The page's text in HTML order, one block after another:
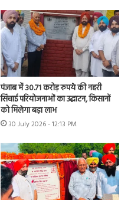
पंजाब में 30.71 करोड़ रुपये की नहरी
सिंचाई परियोजनाओं का उद्घाटन, किसानों
को मिलेगा बड़ा लाभ
30 July 2026 - 12:13 PM